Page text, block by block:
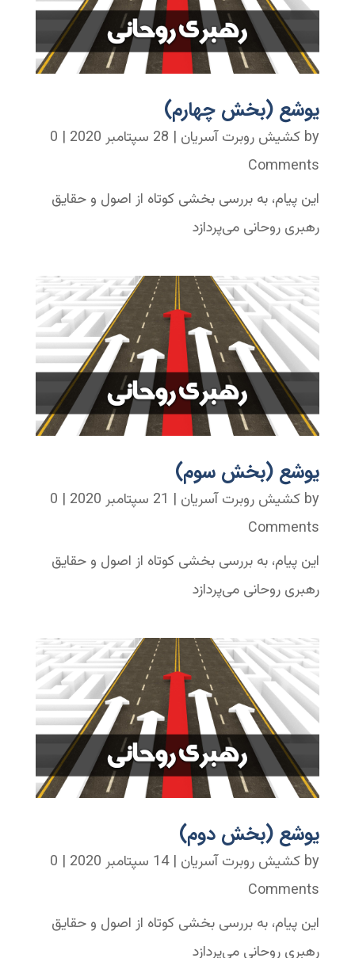
یوشع (بخش چهارم)
by کشیش روبرت آسریان | 28 سپتامبر 2020
| 0
Comments
این پیام، به بررسی بخشی کوتاه از اصول و حقایق
رهبری روحانی می‌پردازد
یوشع (بخش سوم)
by کشیش روبرت آسریان | 21 سپتامبر 2020
| 0
Comments
این پیام، به بررسی بخشی کوتاه از اصول و حقایق
رهبری روحانی می‌پردازد
یوشع (بخش دوم)
by کشیش روبرت آسریان |14 سپتامبر 2020
| 0
Comments
این پیام، به بررسی بخشی کوتاه از اصول و حقایق
رهبری روحانی می‌پردازد